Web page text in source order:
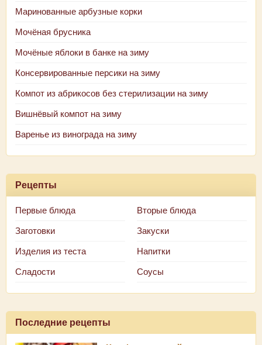
Маринованные арбузные корки
Мочёная брусника
Мочёные яблоки в банке на зиму
Консервированные персики на зиму
Компот из абрикосов без стерилизации на зиму
Вишнёвый компот на зиму
Варенье из винограда на зиму
Рецепты
Первые блюда Вторые блюда
Заготовки Закуски
Изделия из теста Напитки
Сладости Соусы
Последние рецепты